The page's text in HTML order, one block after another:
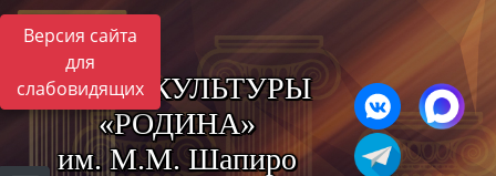
Версия сайта
для
слабовидящих
ЦЕНТР КУЛЬТУРЫ
«РОДИНА»
им. М.М. Шапиро